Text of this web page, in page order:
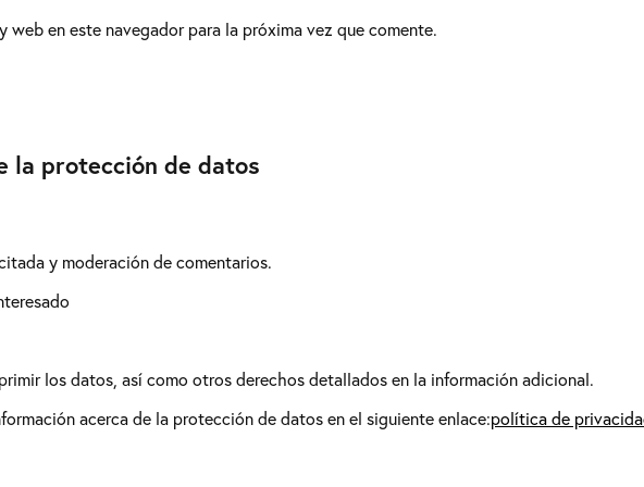
web en este navegador para la próxima vez que comente.
la protección de datos
y moderación de comentarios.
los datos, así como otros derechos detallados en la información adicional.
acerca de la protección de datos en el siguiente enlace:política de